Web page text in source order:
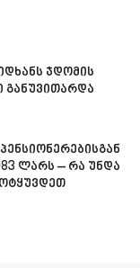
ჯდომის
განუვითარდა
ლარს – რა უნდა